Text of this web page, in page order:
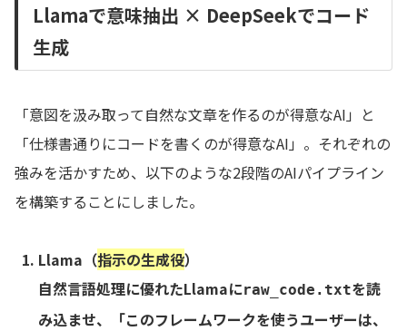
Llamaで意味抽出 × DeepSeekでコード
生成
「意図を汲み取って自然な文章を作るのが得意なAI」と
「仕様書通りにコードを書くのが得意なAI」。それぞれの
強みを活かすため、以下のような2段階のAIパイプライン
を構築することにしました。
Llama（指示の生成役）
自然言語処理に優れたLlamaにraw_code.txtを読
み込ませ、「このフレームワークを使うユーザーは、